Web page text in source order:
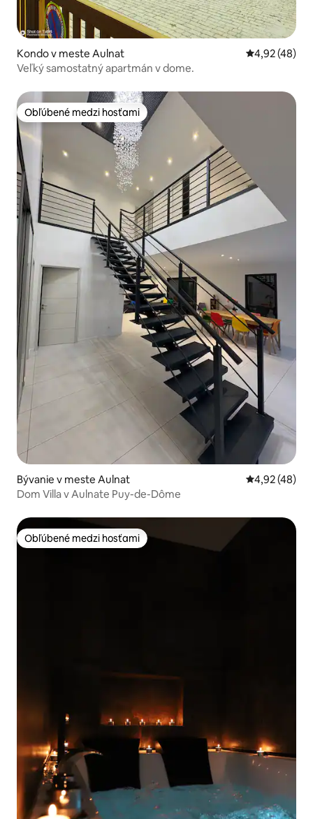
Kondo v meste Aulnat Priemerné
4,92 (48)
Veľký samostatný apartmán v dome.
Obľúbené medzi hosťami
Obľúbené medzi hosťami
Bývanie v meste Aulnat Priemerné
4,92 (48)
Dom Villa v Aulnate Puy-de-Dôme
Obľúbené medzi hosťami
Obľúbené medzi hosťami